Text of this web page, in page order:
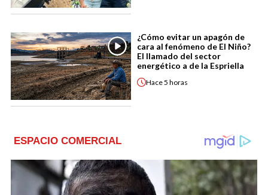
¿Cómo evitar un apagón de
cara al fenómeno de El Niño?
El llamado del sector
energético a de la Espriella
Hace5 horas